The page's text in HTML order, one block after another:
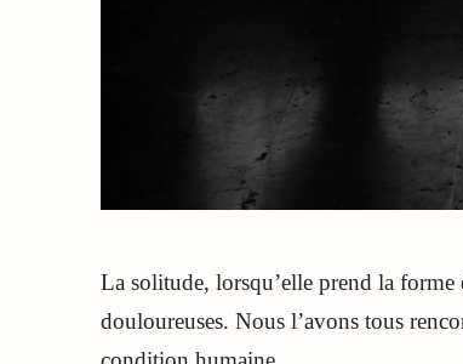
La solitude, lorsqu’elle prend la forme
douloureuses. Nous l’avons tous